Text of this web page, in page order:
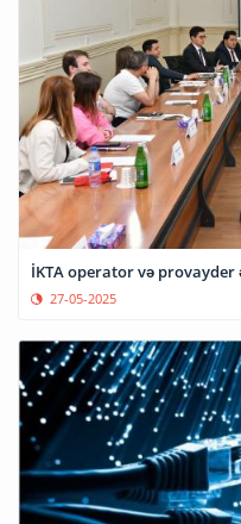
İKTA operator və
27-05-2025